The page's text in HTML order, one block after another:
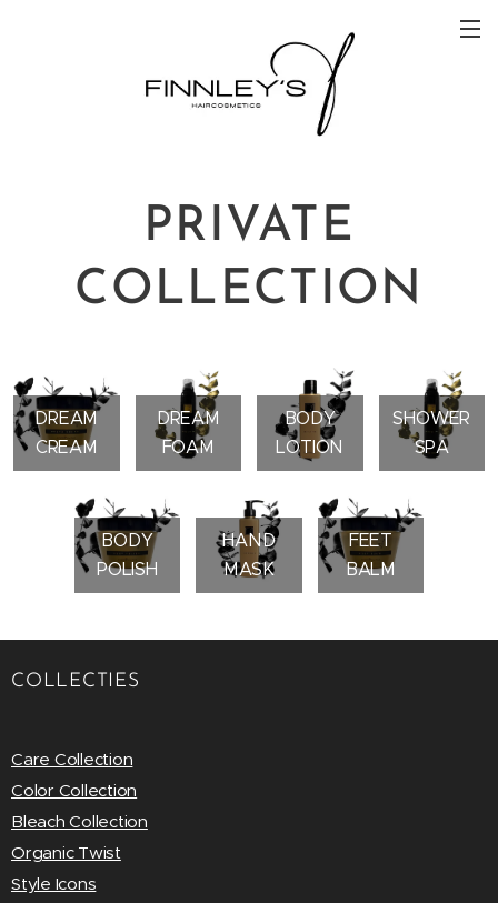
PRIVATE
COLLECTION
DREAM
CREAM
DREAM
FOAM
BODY
LOTION
SHOWER
SPA
BODY
POLISH
HAND
MASK
FEET
BALM
COLLECTIES
Care Collection
Color Collection
Bleach Collection
Organic Twist
Style Icons